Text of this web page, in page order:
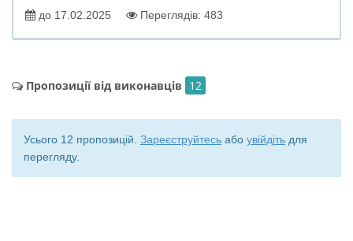
до 17.02.2025
Переглядів: 483
Пропозиції від виконавців 12
Усього 12 пропозицій. Зареєструйтесь або увійдіть для
перегляду.